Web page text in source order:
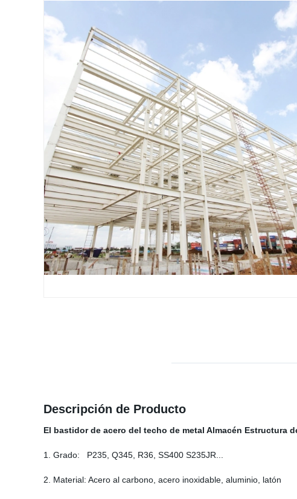
Descripción de Producto
El bastidor de acero del techo de metal Almacén Estructura
1. Grado: P235, Q345, R36, SS400 S235JR...
2. Material: Acero al carbono, acero inoxidable, aluminio, latón